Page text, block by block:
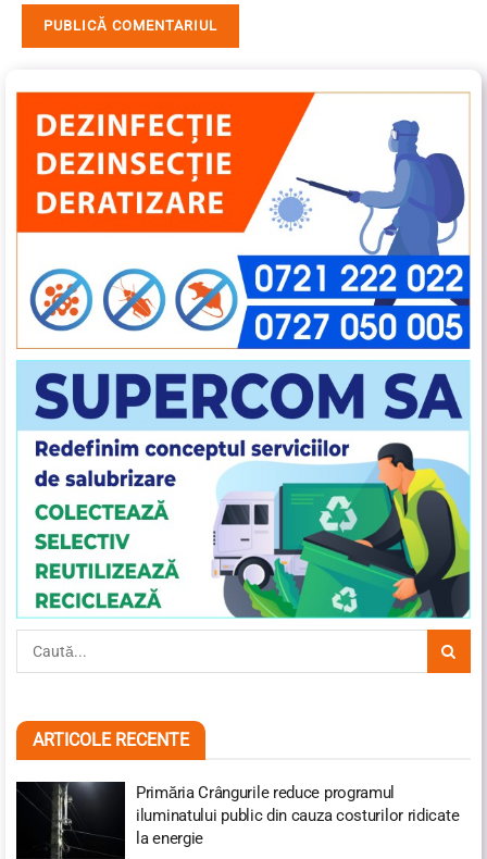
ARTICOLE RECENTE
Primăria Crângurile reduce programul
iluminatului public din cauza costurilor ridicate
la energie